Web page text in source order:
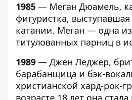
1985 — Меган Дюамель,
фигуристка,
катании. Меган — одна
титулованных парниц в
1989 — Джен Леджер,
барабанщица и бэк-
христианской хард-рок-
возрасте 18 лет она стала